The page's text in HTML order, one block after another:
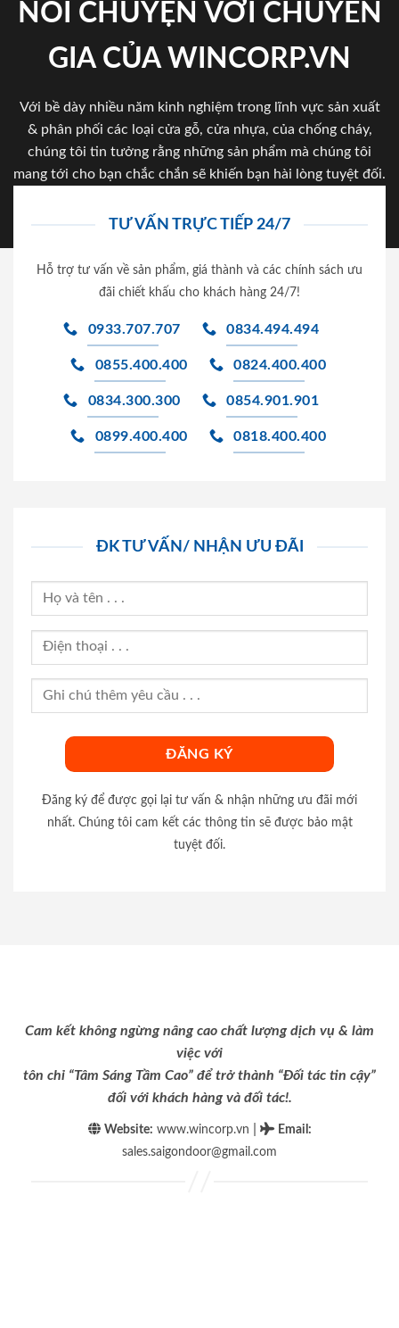
NÓI CHUYỆN VỚI CHUYÊN
GIA CỦA WINCORP.VN
Với bề dày nhiều năm kinh nghiệm trong lĩnh vực sản xuất
& phân phối các loại cửa gỗ, cửa nhựa, của chống cháy,
chúng tôi tin tưởng rằng những sản phẩm mà chúng tôi
mang tới cho bạn chắc chắn sẽ khiến bạn hài lòng tuyệt đối.
TƯ VẤN TRỰC TIẾP 24/7
Hỗ trợ tư vấn về sản phẩm, giá thành và các chính sách ưu
đãi chiết khấu cho khách hàng 24/7!
0933.707.707 0834.494.494
0855.400.400 0824.400.400
0834.300.300 0854.901.901
0899.400.400 0818.400.400
ĐK TƯ VẤN/ NHẬN ƯU ĐÃI
Đăng ký để được gọi lại tư vấn & nhận những ưu đãi mới
nhất. Chúng tôi cam kết các thông tin sẽ được bảo mật
tuyệt đối.
Cam kết không ngừng nâng cao chất lượng dịch vụ & làm
việc với
tôn chỉ “Tâm Sáng Tầm Cao” để trở thành “Đối tác tin cậy”
đối với khách hàng và đối tác!.
Website: www.wincorp.vn Email :
sales.saigondoor@gmail.com